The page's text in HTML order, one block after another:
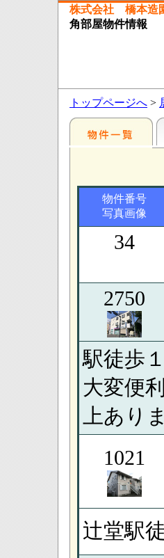
株式会社 橋本造
角部屋物件情報
トップページへ >
物件番号
写真画像
34
2750
駅徒歩
大変便
上あり
1021
辻堂駅